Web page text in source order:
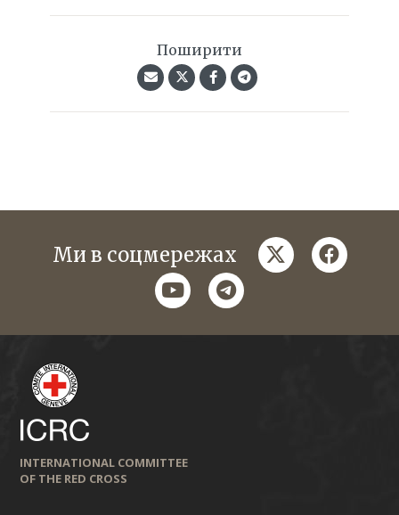
Поширити
Ми в соцмережах twitter
youtubetelegram
INTERNATIONAL COMMITTEE
OF THE RED CROSS